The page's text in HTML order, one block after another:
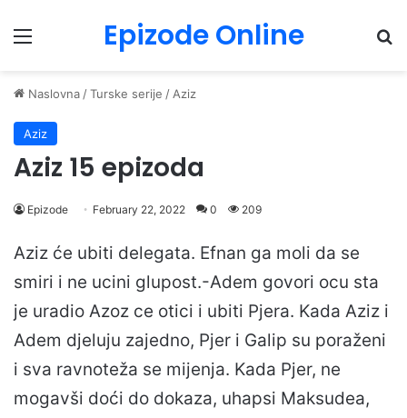
Menu Epizode Online
Naslovna /Turske serije / Aziz
Aziz
Aziz 15 epizoda
Epizode February 22, 2022 0 209
Aziz će ubiti delegata. Efnan ga moli da se
smiri i ne ucini glupost.-Adem govori ocu sta
je uradio Azoz ce otici i ubiti Pjera. Kada Aziz i
Adem djeluju zajedno, Pjer i Galip su poraženi
i sva ravnoteža se mijenja. Kada Pjer, ne
mogavši ​​doći do dokaza, uhapsi Maksudea,